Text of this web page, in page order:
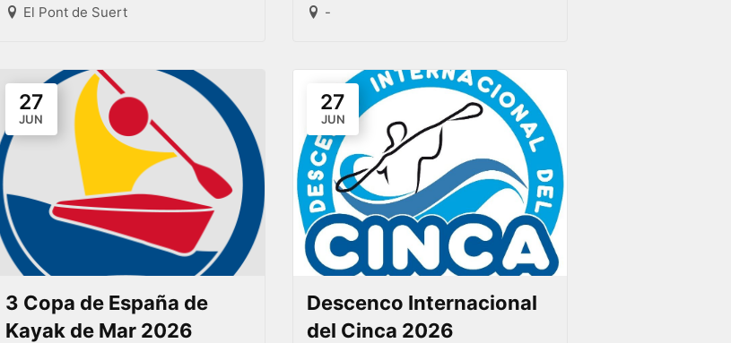
El Pont de Suert
-
27
JUN
3 Copa de España de
Kayak de Mar 2026
27
JUN
Descenco Internacional
del Cinca 2026